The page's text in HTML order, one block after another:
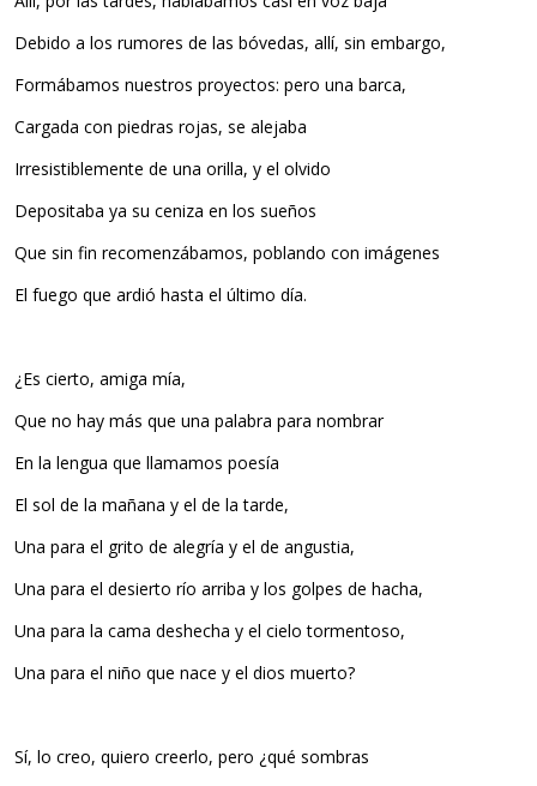
Debido a los rumores de las bóvedas, allí, sin embargo,
Formábamos nuestros proyectos: pero una barca,
Cargada con piedras rojas, se alejaba
Irresistiblemente de una orilla, y el olvido
Depositaba ya su ceniza en los sueños
Que sin fin recomenzábamos, poblando con imágenes
El fuego que ardió hasta el último día.
¿Es cierto, amiga mía,
Que no hay más que una palabra para nombrar
En la lengua que llamamos poesía
El sol de la mañana y el de la tarde,
Una para el grito de alegría y el de angustia,
Una para el desierto río arriba y los golpes de hacha,
Una para la cama deshecha y el cielo tormentoso,
Una para el niño que nace y el dios muerto?
Sí, lo creo, quiero creerlo, pero ¿qué sombras